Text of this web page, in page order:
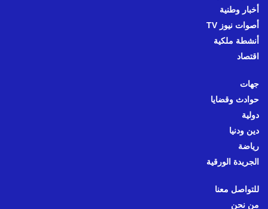
أخبار وطنية
أصوات نيوز TV
أنشطة ملكية
اقتصاد
جهات
حوادث وقضايا
دولية
دين ودنيا
رياضة
الجريدة الورقية
للتواصل معنا
من نحن